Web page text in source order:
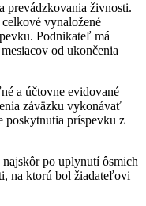
prevádzkovania živnosti.
vynaložené
Podnikateľ má
od ukončenia
a účtovne evidované
záväzku vykonávať
poskytnutia príspevku z
po uplynutí ôsmich
na ktorú bol žiadateľovi